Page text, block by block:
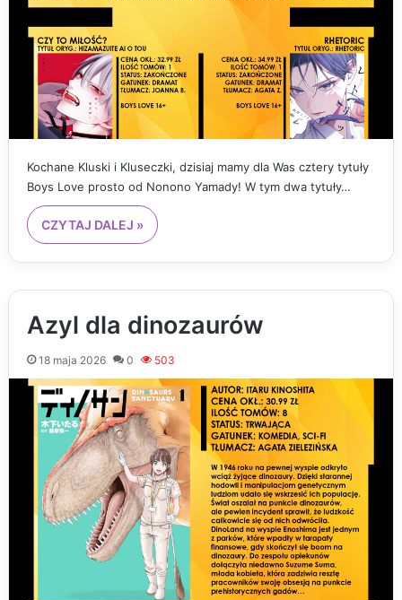
Kochane Kluski i Kluseczki, dzisiaj mamy dla Was cztery tytuły
Boys Love prosto od Nonono Yamady! W tym dwa tytuły…
CZYTAJ DALEJ »
Azyl dla dinozaurów
18 maja 2026 0 503